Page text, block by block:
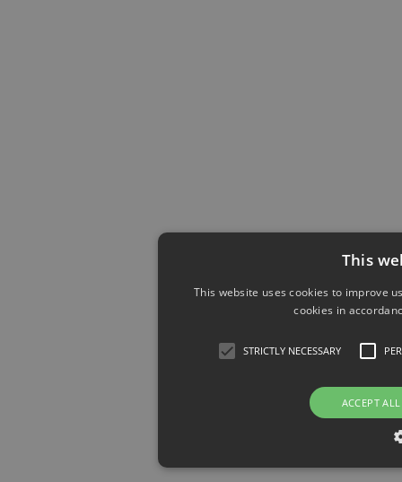
This
This website uses cookies to improve
cookies in
STRICTLY NECESSARY
ACCEPT ALL